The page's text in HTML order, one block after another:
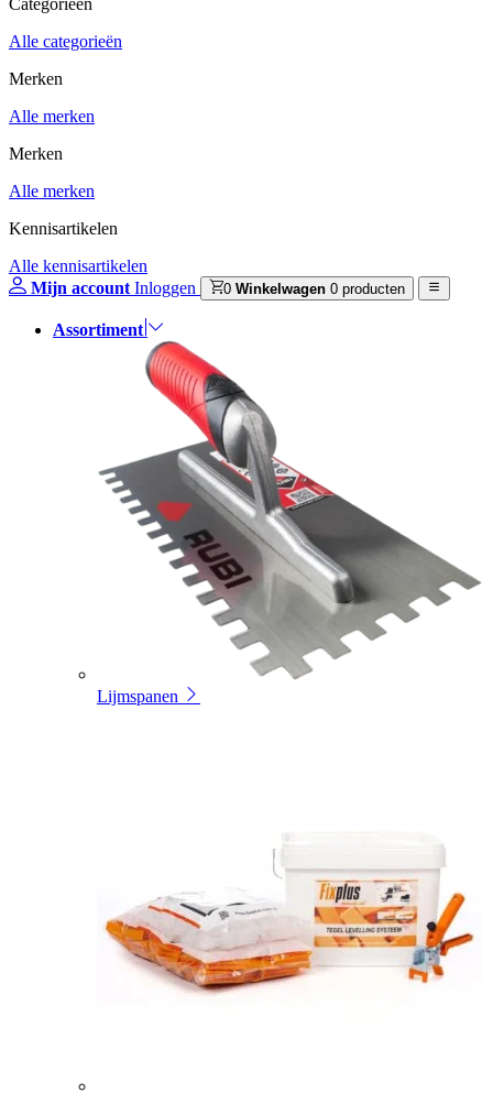
Categorieën
Alle categorieën
Merken
Alle merken
Merken
Alle merken
Kennisartikelen
Alle kennisartikelen
Mijn account Inloggen 0 Winkelwagen 0 producten
Assortiment
Lijmspanen